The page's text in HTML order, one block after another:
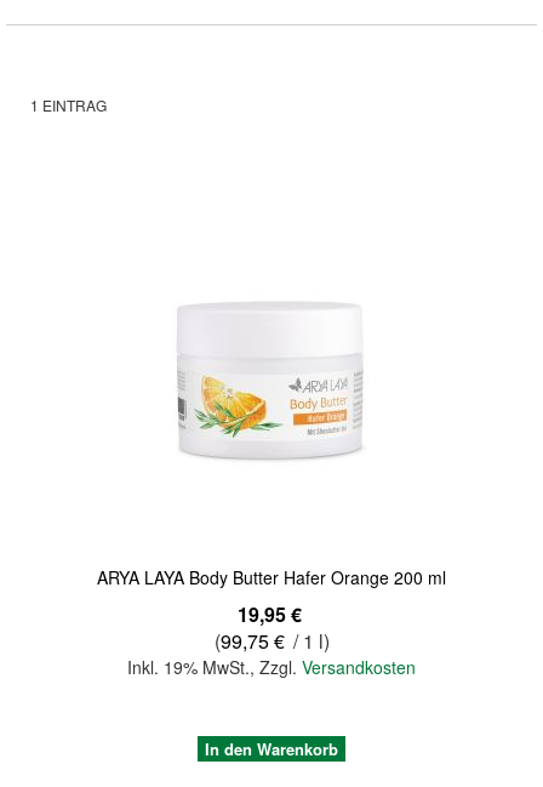
1 EINTRAG
ARYA LAYA Body Butter Hafer Orange 200 ml
19,95 €
(99,75 € / 1 l)
Inkl. 19% MwSt., Zzgl. Versandkosten
In den Warenkorb